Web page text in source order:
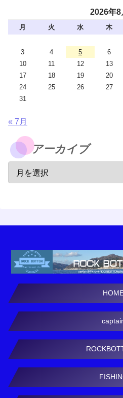
2026年8
月 火 水 木
3
4 5 6
10
11 12 13
17
18 19 20
24
25 26 27
31
« 7月
アーカイブ